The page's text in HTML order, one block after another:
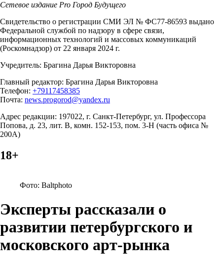
Сетевое издание Pro Город Будущего
Свидетельство о регистрации СМИ ЭЛ № ФС77-86593 выдано
Федеральной службой по надзору в сфере связи,
информационных технологий и массовых коммуникаций
(Роскомнадзор) от 22 января 2024 г.
Учредитель: Брагина Дарья Викторовна
Главный редактор: Брагина Дарья Викторовна
Телефон: +79117458385
Почта: news.progorod@yandex.ru
Адрес редакции: 197022, г. Санкт-Петербург, ул. Профессора
Попова, д. 23, лит. В, комн. 152-153, пом. 3-Н (часть офиса №
200А)
18+
Фото: Baltphoto
Эксперты рассказали о
развитии петербургского и
московского арт-рынка